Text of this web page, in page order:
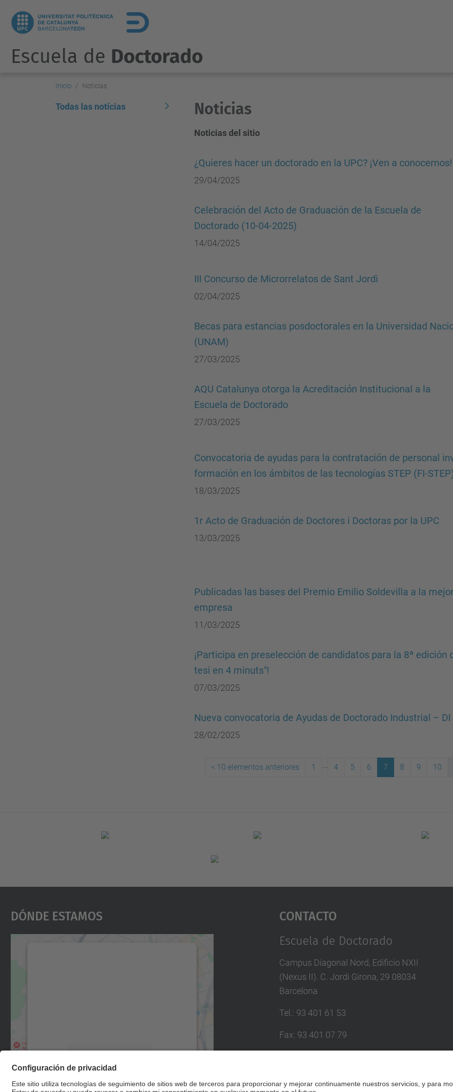
Escuela de Doctorado
Inicio Noticias
Noticias
Noticias del sitio
¿Quieres hacer un doctorado en la UPC? ¡Ven a
29/04/2025
Celebración del Acto de Graduación de la Escuela de
Doctorado (10-04-2025)
14/04/2025
III Concurso de Microrrelatos de Sant Jordi
02/04/2025
Becas para estancias posdoctorales en la Universidad
(UNAM)
27/03/2025
AQU Catalunya otorga la Acreditación Institucional a la
Escuela de Doctorado
27/03/2025
Convocatoria de ayudas para la contratación de personal
formación en los ámbitos de las tecnologías STEP (FI-
18/03/2025
1r Acto de Graduación de Doctores i Doctoras por la UPC
13/03/2025
Publicadas las bases del Premio Emilio Soldevilla a la
empresa
11/03/2025
¡Participa en preselección de candidatos para la 8ª edición
tesi en 4 minuts"!
07/03/2025
Nueva convocatoria de Ayudas de Doctorado Industrial – DI
28/02/2025
< 10 elementos anteriores 1 ... 4 5 6 7 8 9 10
Todas las notícias
Dónde Estamos
Aceptar
Contacto
Escuela de Doctorado
Campus Diagonal Nord, Edificio NXII
(Nexus II). C. Jordi Girona, 29 08034
Barcelona
Tel. : 93 401 61 53
Fax: 93 401 07 79